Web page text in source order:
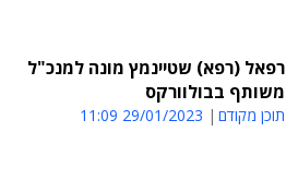
רפאל (רפא) שטיינמץ מונה למנכ"ל
משותף בבולוורקס
תוכן מקודם 29/01/2023 11:09